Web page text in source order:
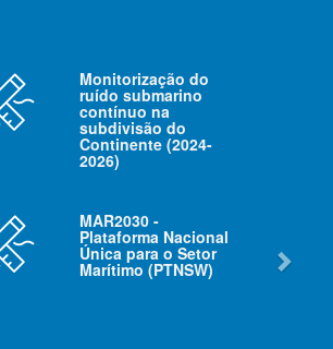
Monitorização do
ruído submarino
contínuo na
subdivisão do
Continente (2024-
2026)
MAR2030 -
Plataforma Nacional
Única para o Setor
Marítimo (PTNSW)